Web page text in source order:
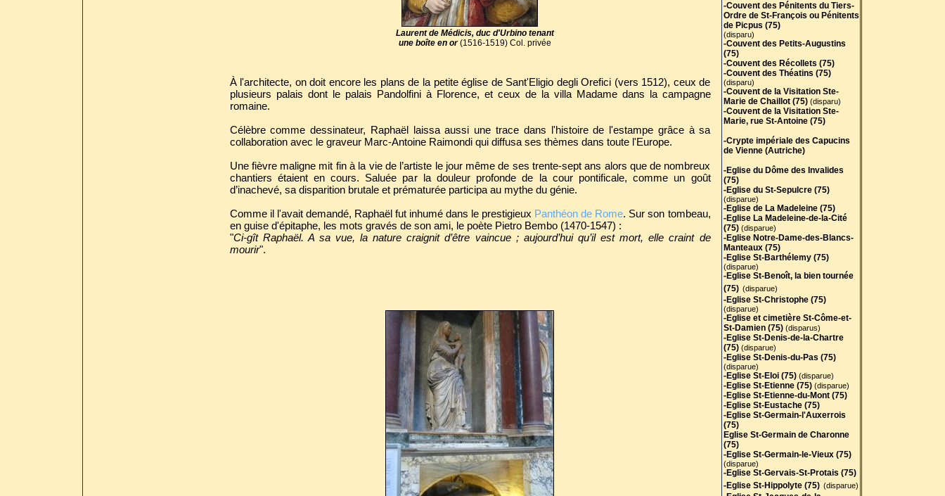
Laurent de Médicis, duc d'Urbino tenant
une boîte en or (1516-1519) Col. privée
À l'architecte, on doit encore les plans de la petite église de Sant'Eligio degli Orefici (vers 1512), ceux de
plusieurs palais dont le palais Pandolfini à Florence, et ceux de la villa Madame dans la campagne
romaine.
Célèbre comme dessinateur, Raphaël laissa aussi une trace dans l'histoire de l'estampe grâce à sa
collaboration avec le graveur Marc-Antoine Raimondi qui diffusa ses thèmes dans toute l'Europe.
Une fièvre maligne mit fin à la vie de l’artiste le jour même de ses trente-sept ans alors que de nombreux
chantiers étaient en cours. Saluée par la douleur profonde de la cour pontificale, comme un goût
d’inachevé, sa disparition brutale et prématurée participa au mythe du génie.
Comme il l'avait demandé, Raphaël fut inhumé dans le prestigieux Panthéon de Rome. Sur son tombeau,
en guise d'épitaphe, les mots gravés de son ami, le poète Pietro Bembo (1470-1547) :
"Ci-gît Raphaël. A sa vue, la nature craignit d’être vaincue ; aujourd’hui qu’il est mort, elle craint de
mourir".
-Couvent des Pénitents du Tiers-
Ordre de St-François ou Pénitents
de Picpus (75)
(disparu)
-Couvent des Petits-Augustins
(75)
-Couvent des Récollets (75)
-Couvent des Théatins (75)
(disparu)
-Couvent de la Visitation Ste-
Marie de Chaillot (75)(disparu)
-Couvent de la Visitation Ste-
Marie, rue St-Antoine (75)
-Crypte impériale des Capucins
de Vienne (Autriche)
-Eglise du Dôme des Invalides
(75)
-Eglise du St-Sepulcre (75)
(disparue)
-Eglise de La Madeleine (75)
-Eglise La Madeleine-de-la-Cité
(75) (disparue)
-Eglise Notre-Dame-des-Blancs-
Manteaux (75)
-Eglise St-Barthélemy (75)
(disparue)
-Eglise St-Benoît, la bien tournée
(75) (disparue)
-Eglise St-Christophe (75)
(disparue)
-Eglise et cimetière St-Côme-et-
St-Damien (75) (disparus)
-Eglise St-Denis-de-la-Chartre
(75) (disparue)
-Eglise St-Denis-du-Pas (75)
(disparue)
-Eglise St-Eloi (75)(disparue)
-Eglise St-Etienne (75) (disparue)
-Eglise St-Etienne-du-Mont (75)
-Eglise St-Eustache (75)
-Eglise St-Germain-l'Auxerrois
(75)
Eglise St-Germain de Charonne
(75)
-Eglise St-Germain-le-Vieux (75)
(disparue)
-Eglise St-Gervais-St-Protais (75)
-Eglise St-Hippolyte (75) (disparue)